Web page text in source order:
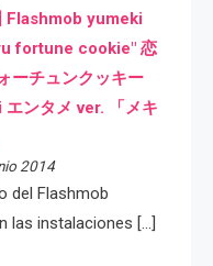
Flashmob yumeki
fortune cookie" 恋
ーチュンクッキー
ンタメ ver. 「メキ
2014
del Flashmob
las instalaciones […]